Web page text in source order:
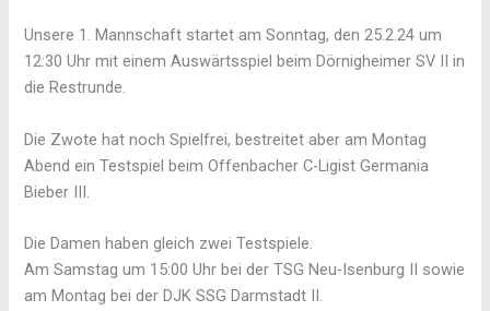
Unsere 1. Mannschaft startet am Sonntag, den 25.2.24 um
12:30 Uhr mit einem Auswärtsspiel beim Dörnigheimer SV II in
die Restrunde.
Die Zwote hat noch Spielfrei, bestreitet aber am Montag
Abend ein Testspiel beim Offenbacher C-Ligist Germania
Bieber III.
Die Damen haben gleich zwei Testspiele.
Am Samstag um 15:00 Uhr bei der TSG Neu-Isenburg II sowie
am Montag bei der DJK SSG Darmstadt II.